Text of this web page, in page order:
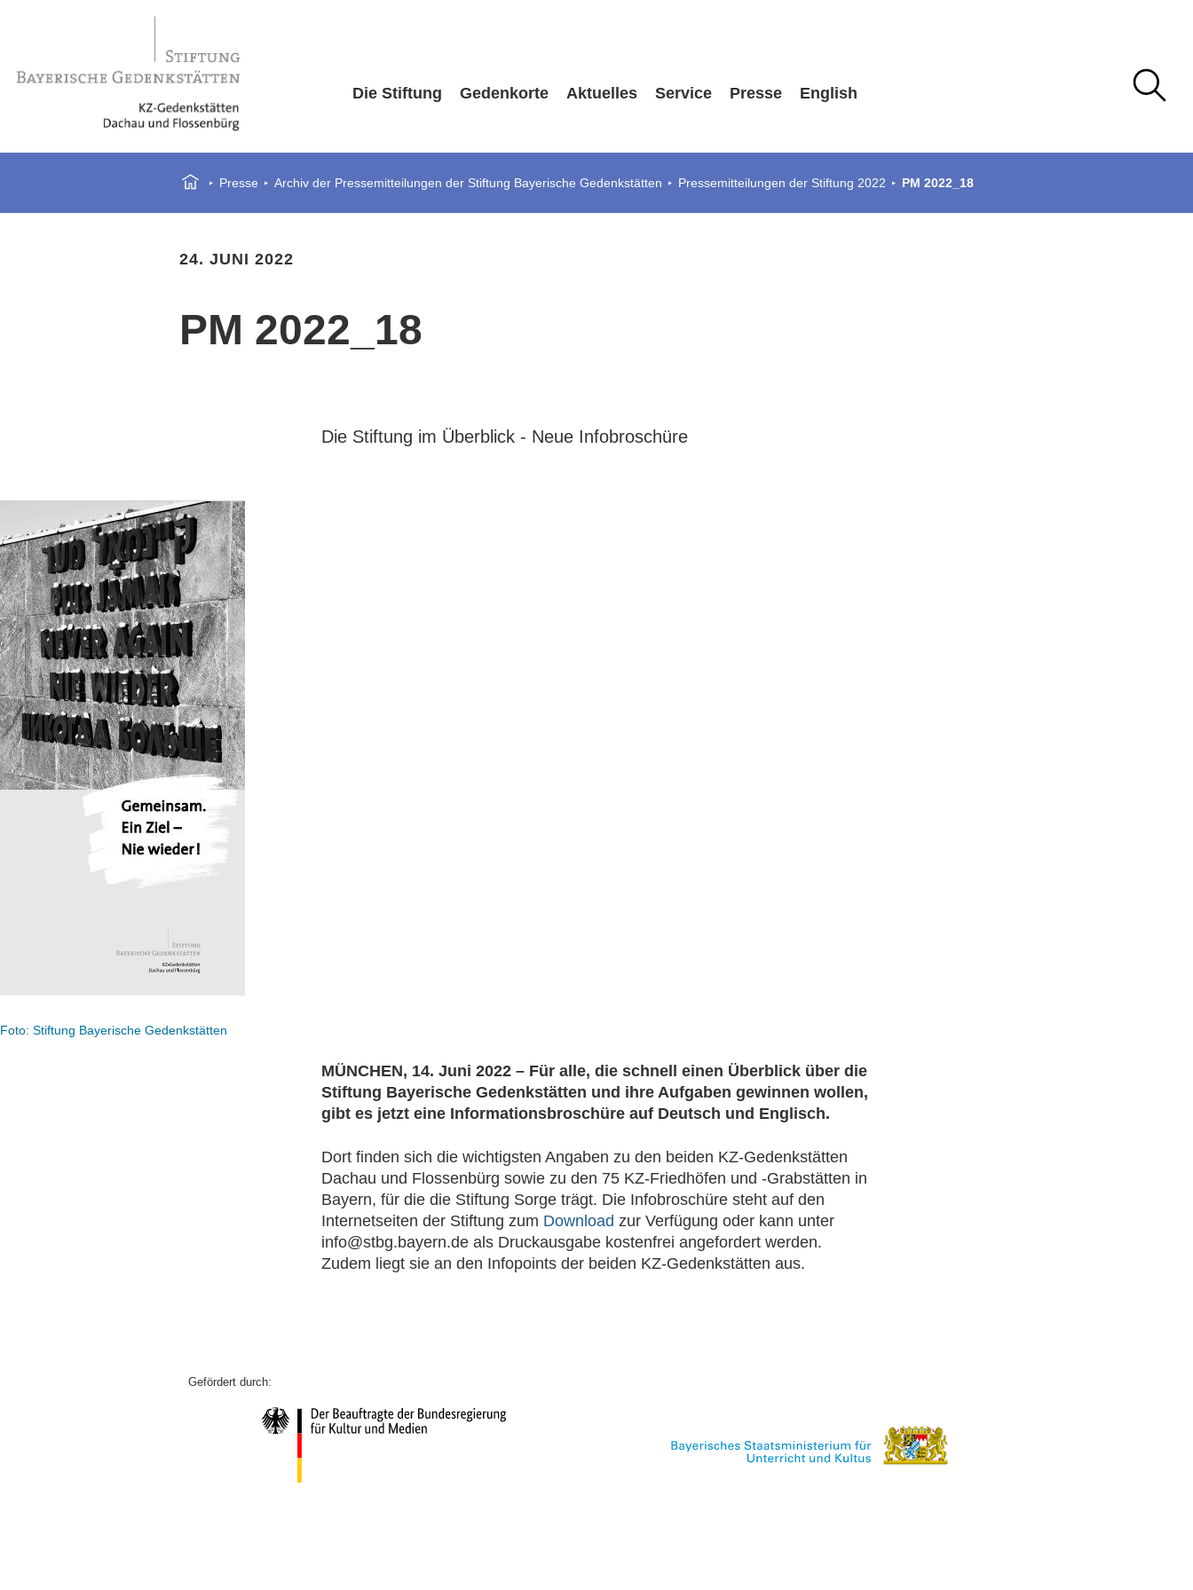
Die Stiftung Gedenkorte Aktuelles Service Presse English
Presse Archiv der Pressemitteilungen der Stiftung Bayerische Gedenkstätten Pressemitteilungen der Stiftung 2022 PM 2022_18
24. JUNI 2022
PM 2022_18
Die Stiftung im Überblick - Neue Infobroschüre
Foto: Stiftung Bayerische Gedenkstätten
MÜNCHEN, 14. Juni 2022 – Für alle, die schnell einen Überblick über die
Stiftung Bayerische Gedenkstätten und ihre Aufgaben gewinnen wollen,
gibt es jetzt eine Informationsbroschüre auf Deutsch und Englisch.
Dort finden sich die wichtigsten Angaben zu den beiden KZ-Gedenkstätten
Dachau und Flossenbürg sowie zu den 75 KZ-Friedhöfen und -Grabstätten in
Bayern, für die die Stiftung Sorge trägt. Die Infobroschüre steht auf den
Internetseiten der Stiftung zum Download zur Verfügung oder kann unter
info@stbg.bayern.de als Druckausgabe kostenfrei angefordert werden.
Zudem liegt sie an den Infopoints der beiden KZ-Gedenkstätten aus.